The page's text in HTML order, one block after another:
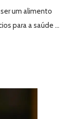
um alimento
para a saúde …